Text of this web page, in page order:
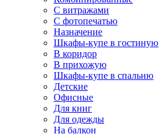
С витражами
С фотопечатью
Назначение
Шкафы-купе в гостиную
В коридор
В прихожую
Шкафы-купе в спальню
Детские
Офисные
Для книг
Для одежды
На балкон